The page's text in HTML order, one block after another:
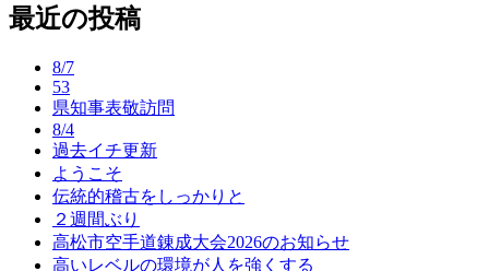
ナ
最近の投稿
8/7
53
県知事表敬訪問
8/4
過去イチ更新
ようこそ
伝統的稽古をしっかりと
２週間ぶり
高松市空手道錬成大会2026のお知らせ
高いレベルの環境が人を強くする